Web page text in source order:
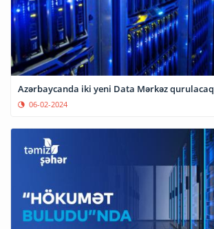
Azərbaycanda iki yeni Data Mərkəz qurulacaq
06-02-2024